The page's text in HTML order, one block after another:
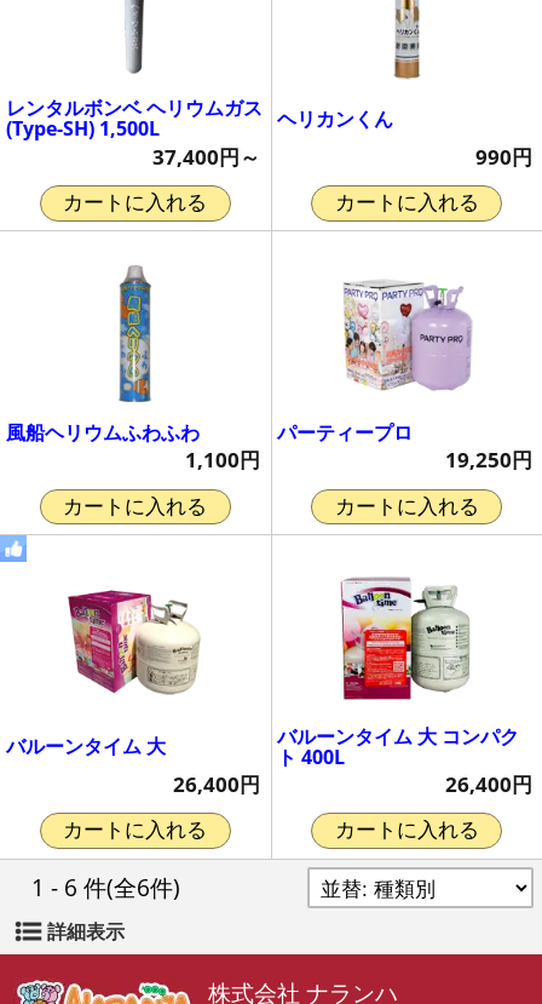
レンタルボンベ ヘリウムガス
(Type-SH) 1,500L
37,400円～
カートに入れる
ヘリカンくん
990円
カートに入れる
風船ヘリウムふわふわ
1,100円
カートに入れる
パーティープロ
19,250円
カートに入れる
バルーンタイム 大
26,400円
カートに入れる
バルーンタイム 大 コンパク
ト 400L
26,400円
カートに入れる
1 - 6 件(全6件)
詳細表示
株式会社 ナランハ